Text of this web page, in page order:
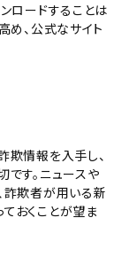
ロードすることは
め、公式なサイト
欺情報を入手し、
す。ニュースや
詐欺者が用いる新
おくことが望ま